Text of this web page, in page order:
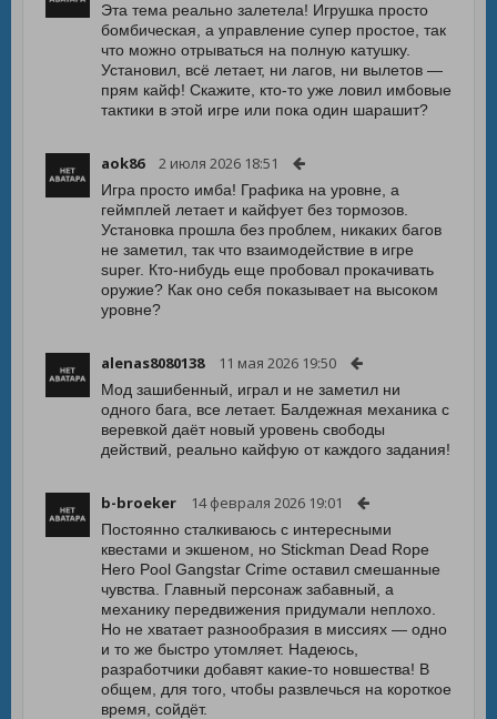
Эта тема реально залетела! Игрушка просто
бомбическая, а управление супер простое, так
что можно отрываться на полную катушку.
Установил, всё летает, ни лагов, ни вылетов —
прям кайф! Скажите, кто-то уже ловил имбовые
тактики в этой игре или пока один шарашит?
aok86 2 июля 2026 18:51
Игра просто имба! Графика на уровне, а
геймплей летает и кайфует без тормозов.
Установка прошла без проблем, никаких багов
не заметил, так что взаимодействие в игре
super. Кто-нибудь еще пробовал прокачивать
оружие? Как оно себя показывает на высоком
уровне?
alenas8080138 11 мая 2026 19:50
Мод зашибенный, играл и не заметил ни
одного бага, все летает. Балдежная механика с
веревкой даёт новый уровень свободы
действий, реально кайфую от каждого задания!
b-broeker 14 февраля 2026 19:01
Постоянно сталкиваюсь с интересными
квестами и экшеном, но Stickman Dead Rope
Hero Pool Gangstar Crime оставил смешанные
чувства. Главный персонаж забавный, а
механику передвижения придумали неплохо.
Но не хватает разнообразия в миссиях — одно
и то же быстро утомляет. Надеюсь,
разработчики добавят какие-то новшества! В
общем, для того, чтобы развлечься на короткое
время, сойдёт.